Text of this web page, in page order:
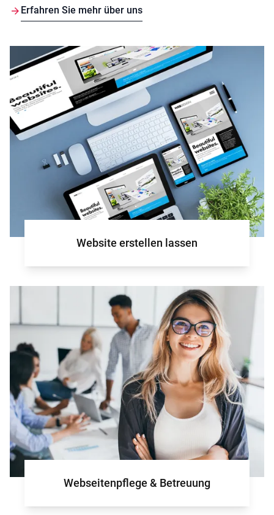
Erfahren Sie mehr über uns
Website erstellen lassen
Webseitenpflege & Betreuung